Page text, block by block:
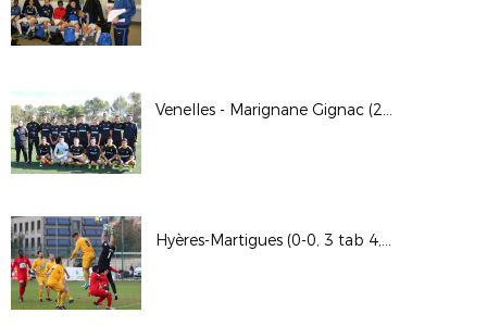
Venelles - Marignane Gignac (2-2 9 tab 10, 4ème tour de Coupe Gambardella)
Hyères-Martigues (0-0, 3 tab 4, 6ème tour de Coupe de France)